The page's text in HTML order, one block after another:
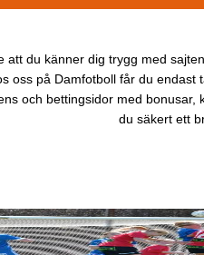
att du känner dig trygg med
oss på Damfotboll får du
och bettingsidor med
du säkert ett